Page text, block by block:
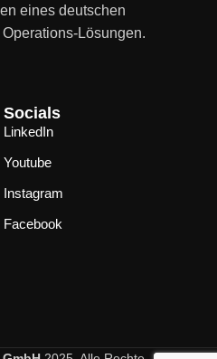
eines deutschen
Lösungen.
Socials
LinkedIn
Youtube
Instagram
Facebook